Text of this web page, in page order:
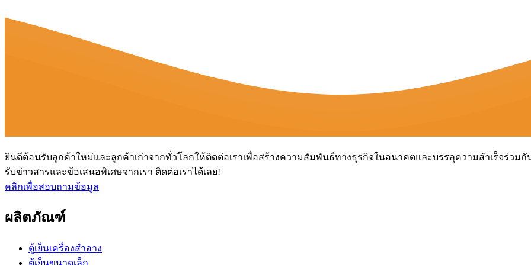
ยินดีต้อนรับลูกค้าใหม่และลูกค้าเก่าจากทั่วโลกให้ติดต่อเราเพื่อสร้างความสัมพันธ์ทางธุรกิจในอนาคตและบรรลุความสำเร็จร่วมกั
รับข่าวสารและข้อเสนอพิเศษจากเรา ติดต่อเราได้เลย!
คลิกเพื่อสอบถามข้อมูล
ผลิตภัณฑ์
ตู้เย็นเครื่องสำอาง
ตู้เย็นขนาดเล็ก